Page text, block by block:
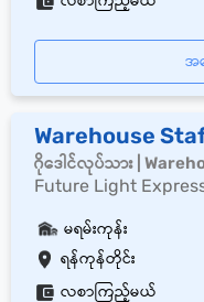
အ
Warehouse
ဂိုဒေါင်လုပ်သား |
Future Light
ရန်ကုန်တိုင်း
မရမ်းကုန်း
လစာကြည့်မယ်